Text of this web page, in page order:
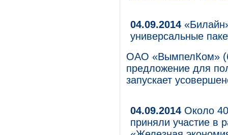
04.09.2014
универсальные
ОАО «ВымпелКом»
предложение для
запускает
04.09.2014 Около
приняли участие в